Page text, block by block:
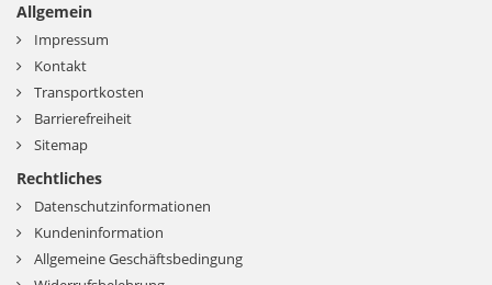
Allgemein
Impressum
Kontakt
Transportkosten
Barrierefreiheit
Sitemap
Rechtliches
Datenschutzinformationen
Kundeninformation
Allgemeine Geschäftsbedingung